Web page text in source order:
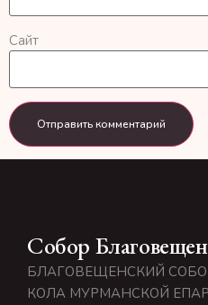
Сайт
Собор
БЛАГОВЕЩЕНСКИЙ
КОЛА МУРМАНСКОЙ